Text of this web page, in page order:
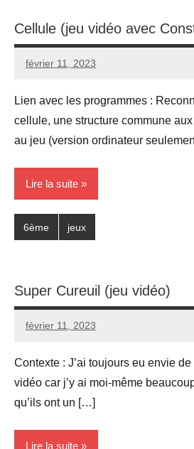
Cellule (jeu vidéo avec
février 11, 2023
Seg0_La_Vraie
Aucun
Lien avec les programmes :
cellule, une structure commune
au jeu (version ordinateur
Lire la suite
6ème jeux
Super Cureuil (jeu vidéo)
février 11, 2023
Seg0_La_Vraie
Aucun
Contexte : J’ai toujours eu envie
vidéo car j’y ai moi-même
qu’ils ont un […]
Lire la suite